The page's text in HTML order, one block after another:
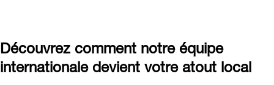
Découvrez comment notre équipe
internationale devient votre atout local